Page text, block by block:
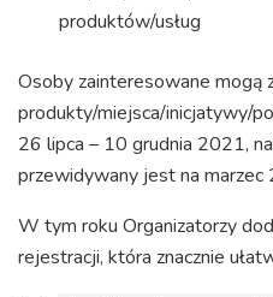
produktów/usług
Osoby zainteresowane mogą
produkty/miejsca/inicjatywy/
26 lipca – 10 grudnia 2021,
przewidywany jest na marzec
W tym roku Organizatorzy
rejestracji, która znacznie